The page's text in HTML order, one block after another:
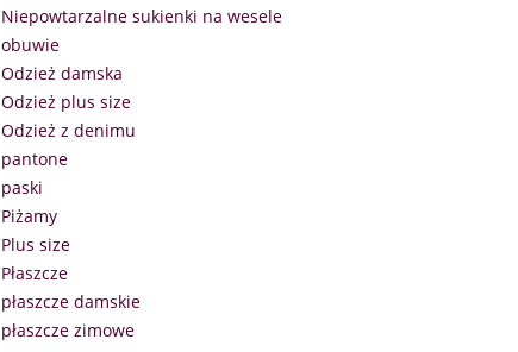
Niepowtarzalne sukienki na wesele
obuwie
Odzież damska
Odzież plus size
Odzież z denimu
pantone
paski
Piżamy
Plus size
Płaszcze
płaszcze damskie
płaszcze zimowe